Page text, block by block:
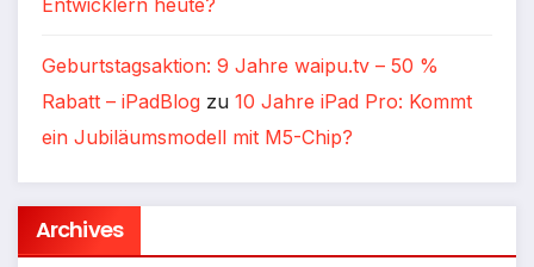
Geburtstagsaktion: 9 Jahre waipu.tv – 50 %
Rabatt – iPadBlog zu 10 Jahre iPad Pro: Kommt
ein Jubiläumsmodell mit M5-Chip?
Archives